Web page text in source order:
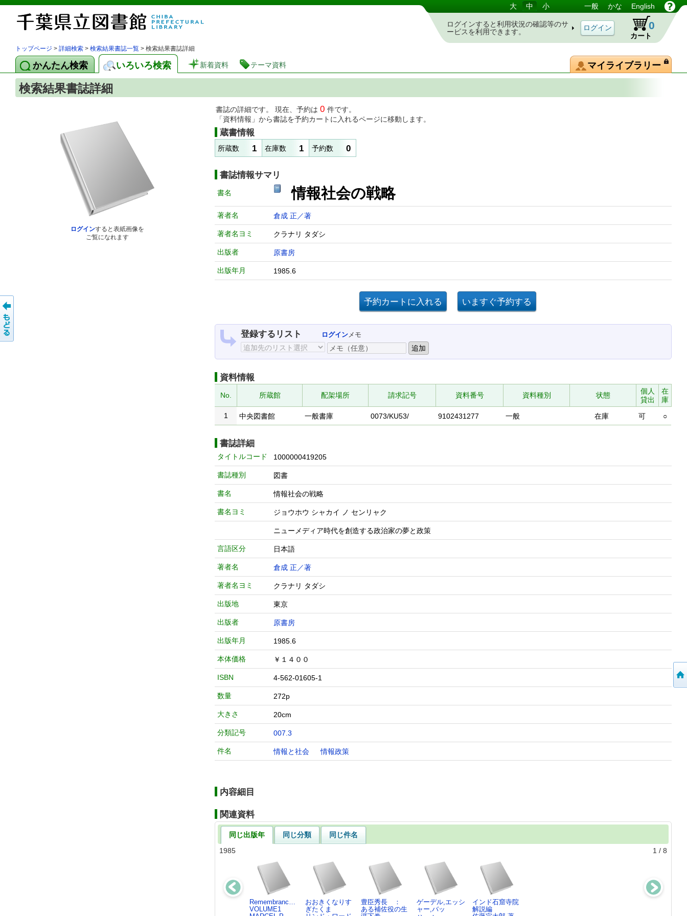
図書館 蔵書検索・予約システム 大 中 小 一般 かな English
ログインすると利用状況の確認等のサ
ービスを利用できます。
カート
0
トップページ > 詳細検索 > 検索結果書誌一覧 > 検索結果書誌詳細
かんたん検索 いろいろ検索 新着資料 テーマ資料 マイライブラリー
検索結果書誌詳細
ログインすると表紙画像を
ご覧になれます
書誌の詳細です。 現在、予約は 0 件です。
「資料情報」から書誌を予約カートに入れるページに移動します。
蔵書情報
所蔵数 1 在庫数 1 予約数 0
書誌情報サマリ
書名 情報社会の戦略
著者名 倉成 正／著
著者名ヨミ クラナリ タダシ
出版者 原書房
出版年月 1985.6
登録するリスト ログインメモ
資料情報
No. 所蔵館 配架場所 請求記号 資料番号 資料種別 状態
個人
貸出
在
庫
1
中央図書館 一般書庫 0073/KU53/ 9102431277 一般 在庫 可 ○
書誌詳細
タイトルコード 1000000419205
書誌種別 図書
書名 情報社会の戦略
書名ヨミ ジョウホウ シャカイ ノ センリャク
ニューメディア時代を創造する政治家の夢と政策
言語区分 日本語
著者名 倉成 正／著
著者名ヨミ クラナリ タダシ
出版地 東京
出版者 原書房
出版年月 1985.6
本体価格 ￥１４００
ISBN 4-562-01605-1
数量 272p
大きさ 20cm
分類記号 007.3
件名 情報と社会 情報政策
内容細目
関連資料
同じ出版年 同じ分類
同じ件名
1985
1 / 8
Remembranc…
VOLUME1
おおきくなりす
ぎたくま
豊臣秀長 ：
ある補佐役の生
ゲーデル,エッシ
ャー,バッ
インド石窟寺院
解説編